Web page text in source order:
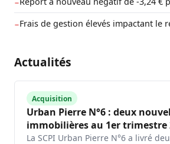
−Frais de gestion élevés impactant le
Actualités
Acquisition
Urban Pierre N°6 : deux
immobilières au 1er trimestre
La SCPI Urban Pierre N°6 a livré